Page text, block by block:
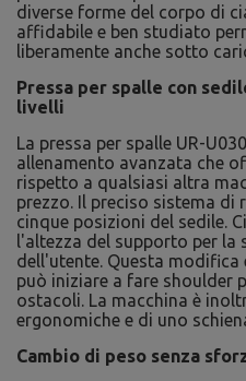
diverse forme del corpo di
affidabile e ben studiato
liberamente anche sotto
Pressa per spalle con
livelli
La pressa per spalle UR-
allenamento avanzata che
rispetto a qualsiasi altra
prezzo. Il preciso sistema di
cinque posizioni del sedile.
l'altezza del supporto per la
dell'utente. Questa modifica
può iniziare a fare shoulder
ostacoli. La macchina è
ergonomiche e di uno
Cambio di peso senza